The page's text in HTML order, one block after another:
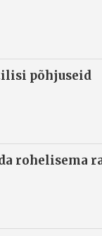
põhjuseid
rohelisema